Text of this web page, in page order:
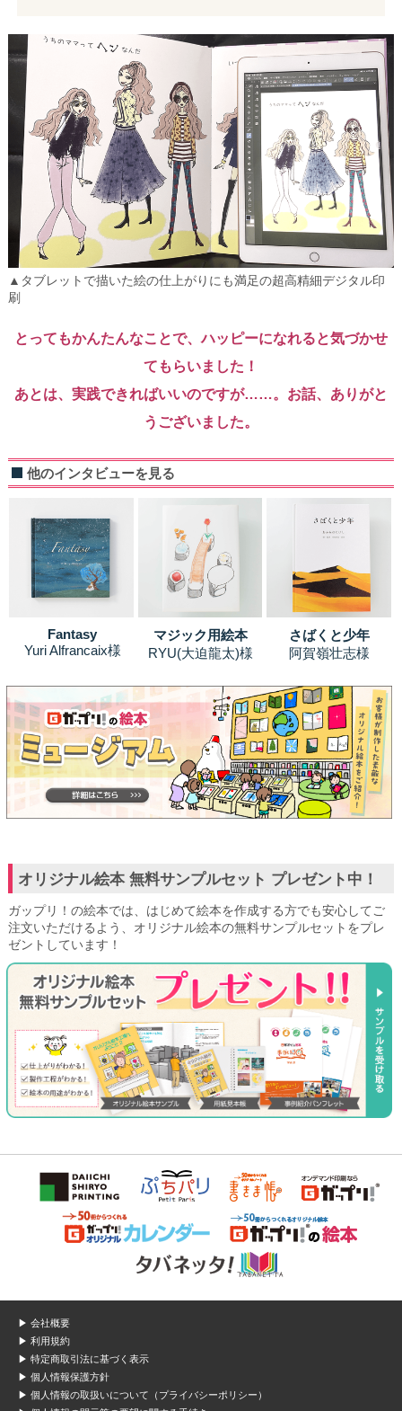
▲タブレットで描いた絵の仕上がりにも満足の超高精細デジタル印
刷
とってもかんたんなことで、ハッピーになれると気づかせ
てもらいました！
あとは、実践できればいいのですが……。お話、ありがと
うございました。
他のインタビューを見る
Fantasy
Yuri Alfrancaix様
マジック用絵本
RYU(大迫龍太)様
さばくと少年
阿賀嶺壮志様
オリジナル絵本 無料サンプルセット プレゼント中！
ガップリ！の絵本では、はじめて絵本を作成する方でも安心してご
注文いただけるよう、オリジナル絵本の無料サンプルセットをプレ
ゼントしています！
▶ 会社概要
▶ 利用規約
▶ 特定商取引法に基づく表示
▶ 個人情報保護方針
▶ 個人情報の取扱いについて（プライバシーポリシー）